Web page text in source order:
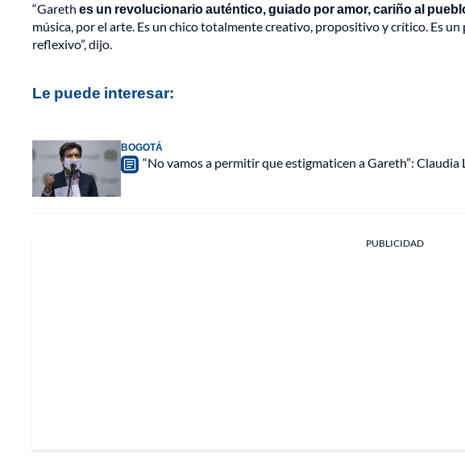
“Gareth es un revolucionario auténtico, guiado por amor, cariño al
música, por el arte. Es un chico totalmente creativo, propositivo y crítico. Es
reflexivo”, dijo.
Le puede interesar:
BOGOTÁ
“No vamos a permitir que estigmaticen a Gareth”:
PUBLICIDAD